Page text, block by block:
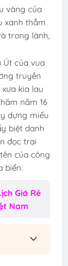
vàng của
xanh thẳm
trong lành,
Út của vua
truyền
kia lau
năm 16
dựng miếu
biệt danh
đọc trại
của công
biển.
Giá Rẻ
Nam